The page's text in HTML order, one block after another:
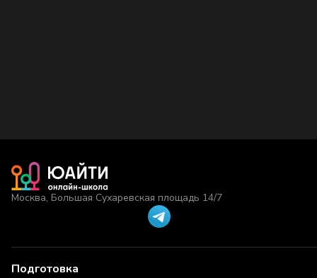
Москва, Большая Сухаревская площадь 14/7
Подготовка